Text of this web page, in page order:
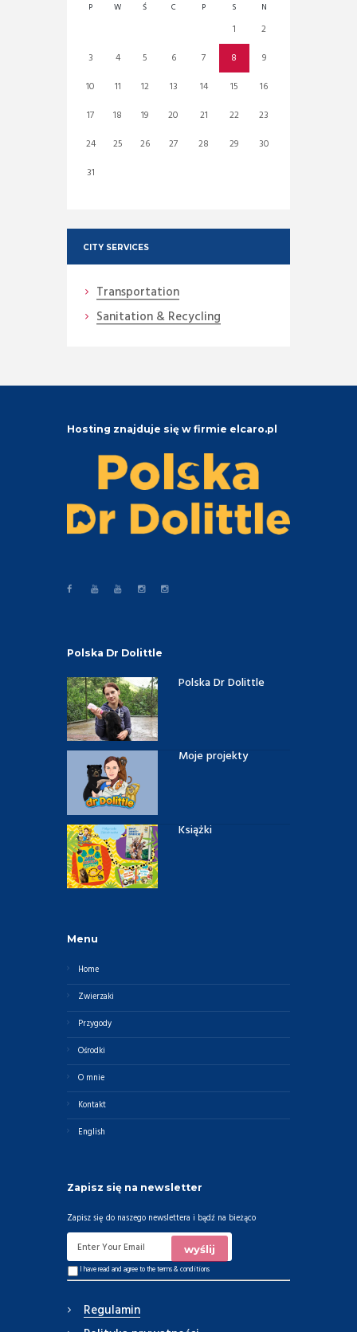
P W Ś C P S N
1
2
3
4 5 6 7 8
9
10
11 12 13 14 15
16
17
18 19 20 21 22
23
24
25 26 27 28 29
30
31
CITY SERVICES
Transportation
Sanitation & Recycling
Hosting znajduje się w firmie elcaro.pl
Polska Dr Dolittle
Polska Dr Dolittle
Moje projekty
Książki
Menu
Home
Zwierzaki
Przygody
Ośrodki
O mnie
Kontakt
English
Zapisz się na newsletter
Zapisz się do naszego newslettera i bądź na bieżąco
I have read and agree to theterms & conditions
Regulamin